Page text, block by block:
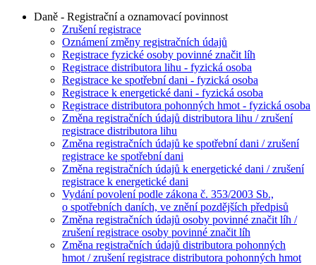
Daně - Registrační a oznamovací povinnost
Zrušení registrace
Oznámení změny registračních údajů
Registrace fyzické osoby povinné značit líh
Registrace distributora lihu - fyzická osoba
Registrace ke spotřební dani - fyzická osoba
Registrace k energetické dani - fyzická osoba
Registrace distributora pohonných hmot - fyzická osoba
Změna registračních údajů distributora lihu / zrušení
registrace distributora lihu
Změna registračních údajů ke spotřební dani / zrušení
registrace ke spotřební dani
Změna registračních údajů k energetické dani / zrušení
registrace k energetické dani
Vydání povolení podle zákona č. 353/2003 Sb.,
o spotřebních daních, ve znění pozdějších předpisů
Změna registračních údajů osoby povinné značit líh /
zrušení registrace osoby povinné značit líh
Změna registračních údajů distributora pohonných
hmot / zrušení registrace distributora pohonných hmot